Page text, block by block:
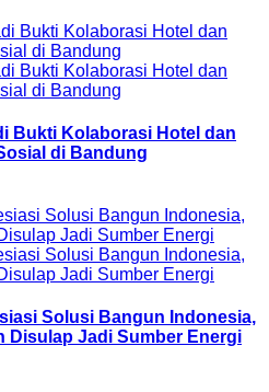
Bukti Kolaborasi Hotel dan
di Bandung
Solusi Bangun Indonesia,
Disulap Jadi Sumber Energi